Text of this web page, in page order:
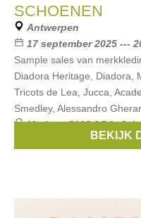
SCHOENEN
Antwerpen
17 september 2025 ---
Sample sales van
Diadora Heritage, Diadora,
Tricots de Lea, Jucca,
Smedley, Alessandro
Merken:DIADORA,
, ...BEKIJK